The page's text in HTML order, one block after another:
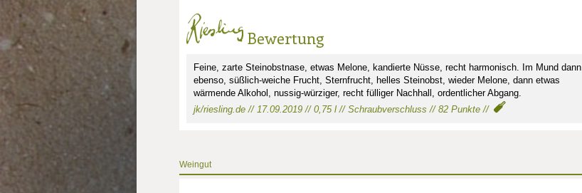
Bewertung
Feine, zarte Steinobstnase, etwas Melone, kandierte Nüsse, recht harmonisch. Im Mund dann
ebenso, süßlich-weiche Frucht, Sternfrucht, helles Steinobst, wieder Melone, dann etwas
wärmende Alkohol, nussig-würziger, recht fülliger Nachhall, ordentlicher Abgang.
jk/riesling.de // 17.09.2019 // 0,75 l // Schraubverschluss // 82 Punkte //
Weingut
2
2